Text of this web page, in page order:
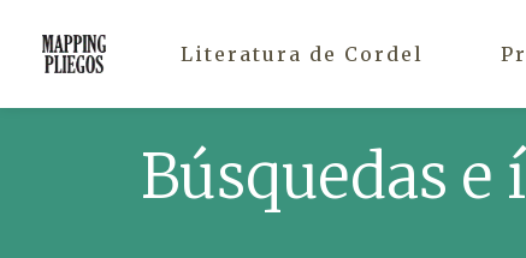
Literatura de Cordel
Búsquedas e